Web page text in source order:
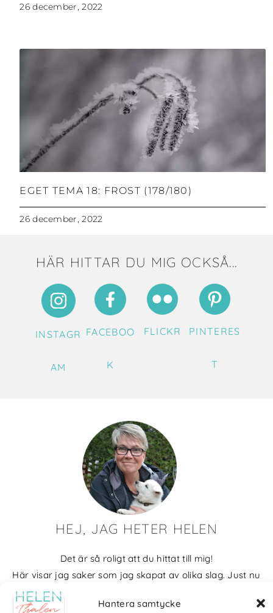
Hantera samtycke
26 december, 2022
EGET TEMA 18: FROST (178/180)
26 december, 2022
HÄR HITTAR DU MIG OCKSÅ...
INSTAGR
AM
FACEBOO
K
FLICKR PINTERES
T
HEJ, JAG HETER HELEN
Det är så roligt att du hittat till mig!
Här visar jag saker som jag skapat av olika slag. Just nu
blir det mycket fotografier och många bilder visar min
kärlek till naturen och min vackra hund. Men också lite